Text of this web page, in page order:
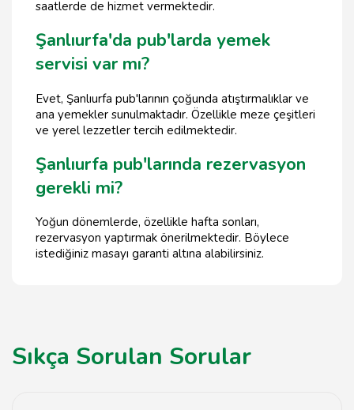
saatlerde de hizmet vermektedir.
Şanlıurfa'da pub'larda yemek
servisi var mı?
Evet, Şanlıurfa pub'larının çoğunda atıştırmalıklar ve
ana yemekler sunulmaktadır. Özellikle meze çeşitleri
ve yerel lezzetler tercih edilmektedir.
Şanlıurfa pub'larında rezervasyon
gerekli mi?
Yoğun dönemlerde, özellikle hafta sonları,
rezervasyon yaptırmak önerilmektedir. Böylece
istediğiniz masayı garanti altına alabilirsiniz.
Sıkça Sorulan Sorular